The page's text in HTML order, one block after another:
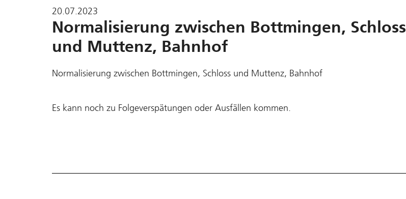
20.07.2023
Normalisierung zwischen Bottmingen, Schloss
und Muttenz, Bahnhof
Normalisierung zwischen Bottmingen, Schloss und Muttenz, Bahnhof
Es kann noch zu Folgeverspätungen oder Ausfällen kommen.